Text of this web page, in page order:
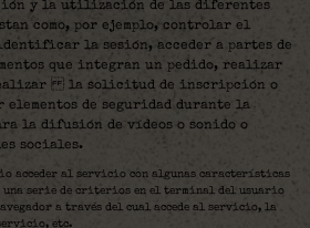
y la utilización de las diferentes
como, por ejemplo, controlar el
la sesión, acceder a partes de
que integran un pedido, realizar
realizar la solicitud de inscripción o
de seguridad durante la
la difusión de vídeos o sonido o
sociales.
acceder al servicio con algunas características
una serie de criterios en el terminal del usuario
a través del cual accede al servicio, la
etc.